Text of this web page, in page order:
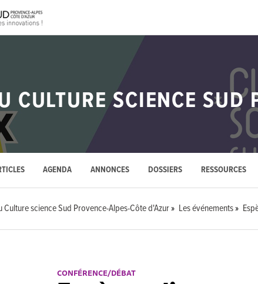
CULTURE SCIENCE
AGENDA ANNONCES DOSSIERS RESSOURCES
Culture science Sud Provence-Alpes-Côte d'Azur Les événements
CONFÉRENCE/DÉBAT